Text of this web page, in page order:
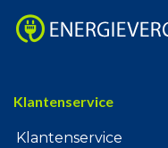
Klantenservice
Klantenservice